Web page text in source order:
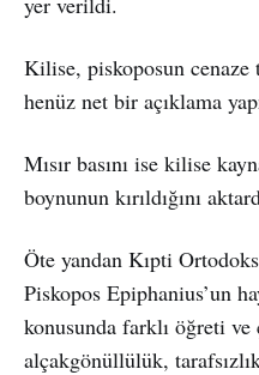
Kilise, piskoposun
henüz net bir açıklama
Mısır basını ise kilise
boynunun kırıldığını
Öte yandan Kıpti
Piskopos Epiphanius’un
konusunda farklı öğreti
alçakgönüllülük,